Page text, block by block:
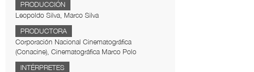
PRODUCCIÓN
Leopoldo Silva, Marco Silva
PRODUCTORA
Corporación Nacional Cinematográfica
(Conacine), Cinematográfica Marco Polo
INTÉRPRETES